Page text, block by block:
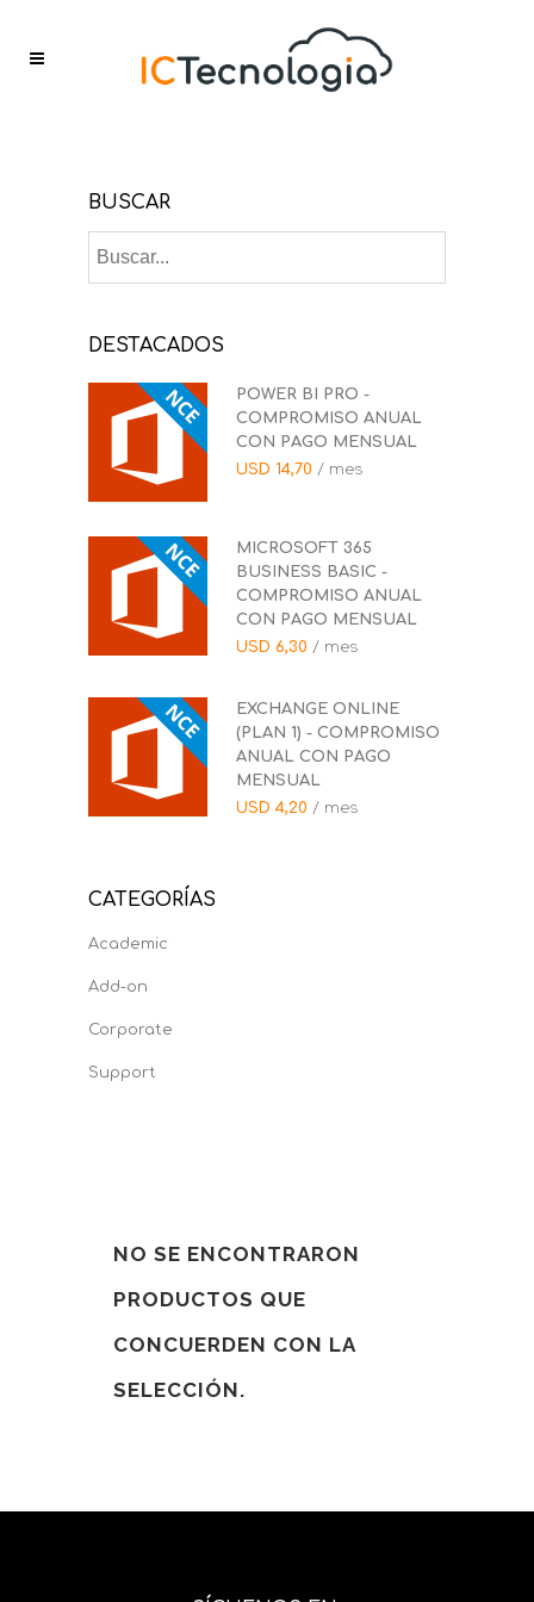
BUSCAR
DESTACADOS
POWER BI PRO -
COMPROMISO ANUAL
CON PAGO MENSUAL
USD 14,70 / mes
MICROSOFT 365
BUSINESS BASIC -
COMPROMISO ANUAL
CON PAGO MENSUAL
USD 6,30 / mes
EXCHANGE ONLINE
(PLAN 1) - COMPROMISO
ANUAL CON PAGO
MENSUAL
USD4,20 / mes
CATEGORÍAS
Academic
Add-on
Corporate
Support
NO SE ENCONTRARON
PRODUCTOS QUE
CONCUERDEN CON LA
SELECCIÓN.